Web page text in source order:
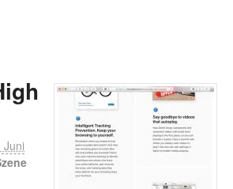
Juni